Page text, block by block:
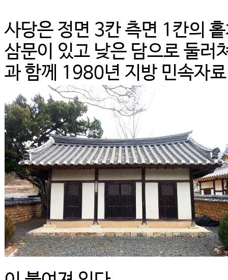
사당은 정면 3칸 측면 1칸의
삼문이 있고 낮은 담으로 둘러
과 함께 1980년 지방 민속자